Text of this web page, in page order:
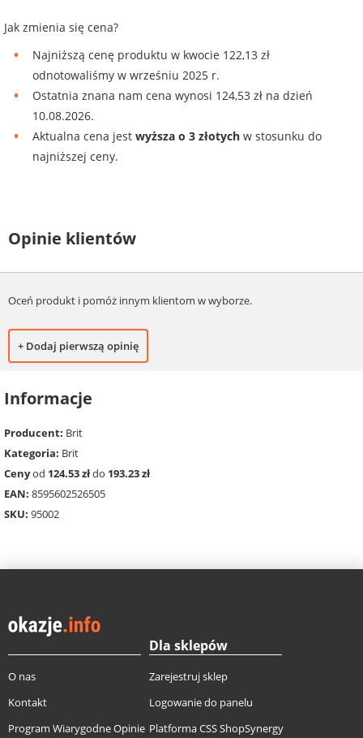
Jak zmienia się cena?
Najniższą cenę produktu w kwocie 122,13 zł
odnotowaliśmy w wrześniu 2025 r.
Ostatnia znana nam cena wynosi 124,53 zł na dzień
10.08.2026.
Aktualna cena jest wyższa o 3 złotych w stosunku do
najniższej ceny.
Opinie klientów
Oceń produkt i pomóż innym klientom w wyborze.
+ Dodaj pierwszą opinię
Informacje
Producent: Brit
Kategoria: Brit
Cenyod 124.53 złdo 193.23 zł
EAN: 8595602526505
SKU: 95002
O nas
Kontakt
Program Wiarygodne Opinie
Dla sklepów
Zarejestruj sklep
Logowanie do panelu
Platforma CSS ShopSynergy